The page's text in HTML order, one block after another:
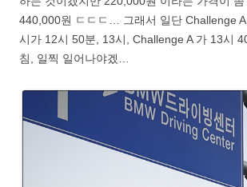
440,000원 ㄷㄷㄷ… 그래서 일단 Challenge
시가 12시 50분, 13시, Challenge A 가 13시
침, 일찍 일어나야겠…